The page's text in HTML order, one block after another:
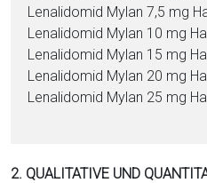
Le­na­li­do­mid Mylan 7,5 mg
Le­na­li­do­mid Mylan 10 mg
Le­na­li­do­mid Mylan 15 mg
Le­na­li­do­mid Mylan 20 mg
Le­na­li­do­mid Mylan 25 mg
2. QUALITATIVE UND